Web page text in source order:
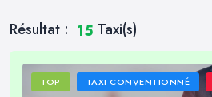
Résultat : 15 Taxi(s)
TOP TAXI CONVENTIONNÉ